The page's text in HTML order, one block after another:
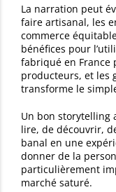
La narration peut
faire artisanal, les
commerce
bénéfices pour
fabriqué en France
producteurs, et les
transforme le
Un bon storytelling
lire, de découvrir,
banal en une
donner de la
particulièrement
marché saturé.